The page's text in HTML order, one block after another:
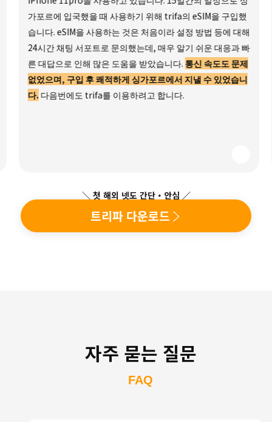
가포르에 입국했을 때 사용하기 위해 trifa의 eSIM을 구입했
습니다. eSIM을 사용하는 것은 처음이라 설정 방법 등에 대해
24시간 채팅 서포트로 문의했는데, 매우 알기 쉬운 대응과 빠
른 대답으로 인해 많은 도움을 받았습니다. 통신 속도도 문제
없었으며, 구입 후 쾌적하게 싱가포르에서 지낼 수 있었습니
다. 다음번에도 trifa를 이용하려고 합니다.
＼ 첫 해외 넷도 간단・안심 ／
트리파 다운로드
자주 묻는 질문
FAQ